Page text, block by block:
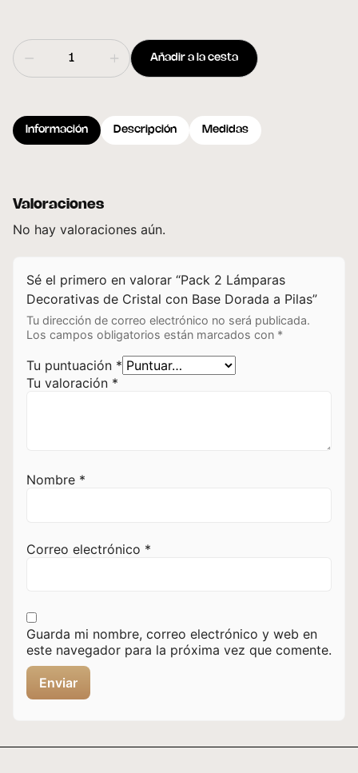
Añadir a la cesta
Información Descripción Medidas
Valoraciones
No hay valoraciones aún.
Sé el primero en valorar “Pack 2 Lámparas
Decorativas de Cristal con Base Dorada a Pilas”
Tu dirección de correo electrónico no será publicada.
Los campos obligatorios están marcados con *
Tu puntuación *
Tu valoración *
Nombre *
Correo electrónico *
Guarda mi nombre, correo electrónico y web en
este navegador para la próxima vez que comente.